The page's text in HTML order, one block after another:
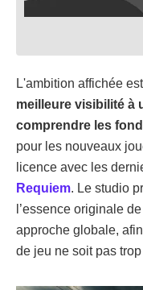
L'ambition affichée
meilleure visibilité à
comprendre les
pour les nouveaux
licence avec les
Requiem. Le studio
l’essence originale
approche globale,
de jeu ne soit pas